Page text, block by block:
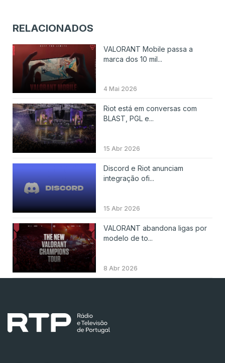
RELACIONADOS
VALORANT Mobile passa a
marca dos 10 mil...
4 Mai 2026
Riot está em conversas com
BLAST, PGL e...
15 Abr 2026
Discord e Riot anunciam
integração ofi...
15 Abr 2026
VALORANT abandona ligas por
modelo de to...
8 Abr 2026